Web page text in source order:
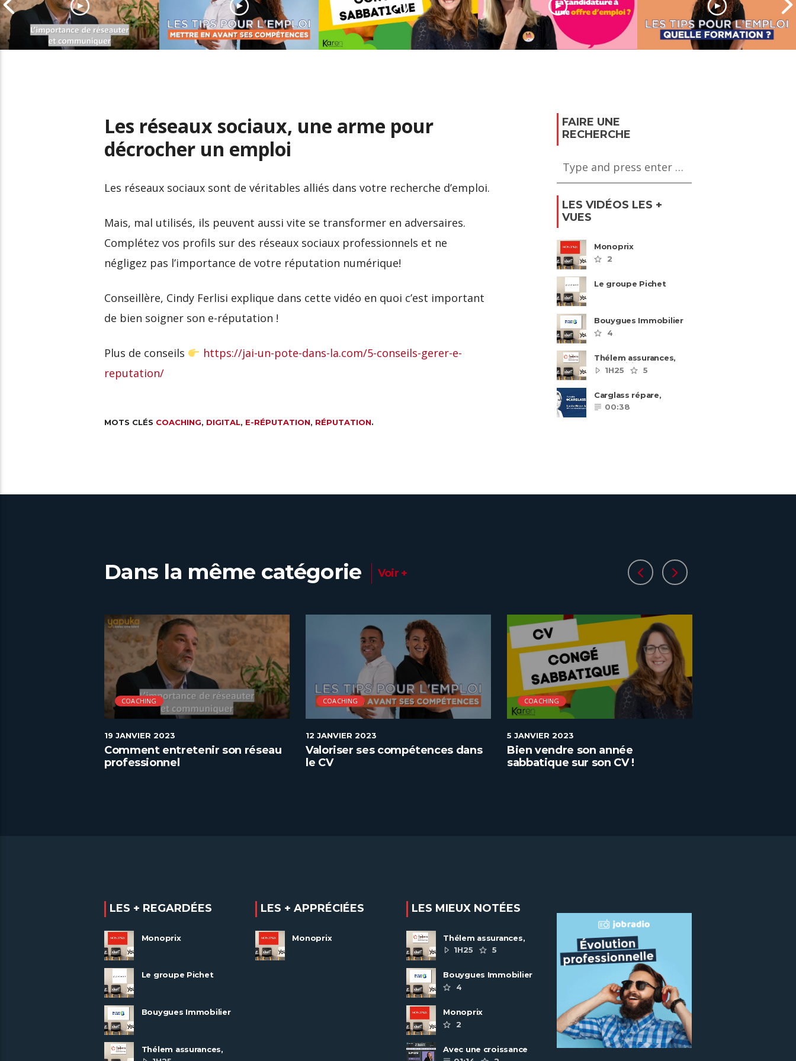
compétences dans le CV
Les réseaux sociaux, une arme pour
décrocher un emploi
Les réseaux sociaux sont de véritables alliés dans votre recherche d’emploi.
Mais, mal utilisés, ils peuvent aussi vite se transformer en adversaires.
Complétez vos profils sur des réseaux sociaux professionnels et ne
négligez pas l’importance de votre réputation numérique!
Conseillère, Cindy Ferlisi explique dans cette vidéo en quoi c’est important
de bien soigner son e-réputation !
Plus de conseils
https://jai-un-pote-dans-la.com/5-conseils-gerer-e-
reputation/
MOTS CLÉS COACHING, DIGITAL, E-RÉPUTATION, RÉPUTATION.
FAIRE UNE
RECHERCHE
LES VIDÉOS LES +
VUES
Monoprix
2
Le groupe Pichet
Bouygues Immobilier
recrute autour de 8
pôles métiers
4
Thélem assurances,
une politique RH
ambitieuse
1H25 5
Carglass répare,
Carglass remplace et
Carglass embauche
00:38
Dans la même catégorie Voir +
COACHING
19 JANVIER 2023
Comment entretenir son réseau
professionnel
COACHING
12 JANVIER 2023
Valoriser ses compétences dans
le CV
COACHING
5 JANVIER 2023
Bien vendre son année
sabbatique sur son CV !
LES + REGARDÉES
Monoprix
Le groupe Pichet
Bouygues Immobilier
Thélem assurances,
une politique RH
LES + APPRÉCIÉES
Monoprix
LES MIEUX NOTÉES
Thélem assurances,
une politique RH
ambitieuse
1H25 5
Bouygues Immobilier
recrute autour de 8
pôles métiers
4
Monoprix
2
Avec une croissance
toujours dynamique, le